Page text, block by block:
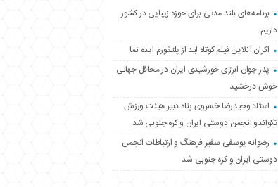
برنامه‌های بلند مدتی برای حوزه زیبایی در کشور
داریم
اکران آنلاین فیلم کوتاه لید از پلتفورم ایده نما
پدر جوان انرژی خورشیدی ایران در محافل جهانی
خوش درخشید
استاد وحیدرضا خسروی پناه دبیر هیئت ورزش
تکواندو انجمن دوستی ایران و کره جنوبی شد
رضوانه یوسفی سفیر فرهنگ و ارتباطات انجمن
دوستی ایران و کره جنوبی شد